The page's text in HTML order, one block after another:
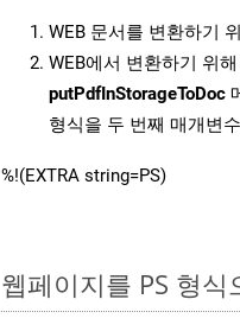
WEB 문서를 변환하기
WEB에서 변환하기 위
putPdfInStorageToDoc
형식을 두 번째 매개변
%!(EXTRA string=PS)
웹페이지를 PS 형